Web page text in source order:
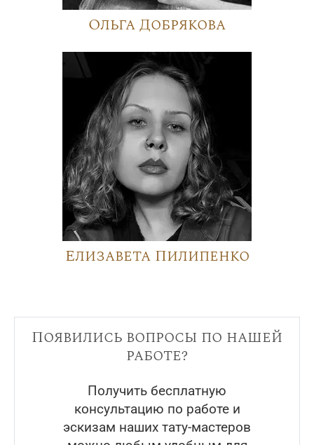
Ольга Добрякова
Елизавета Пилипенко
Появились вопросы по нашей
работе?
Получить бесплатную
консультацию по работе и
эскизам наших тату-мастеров